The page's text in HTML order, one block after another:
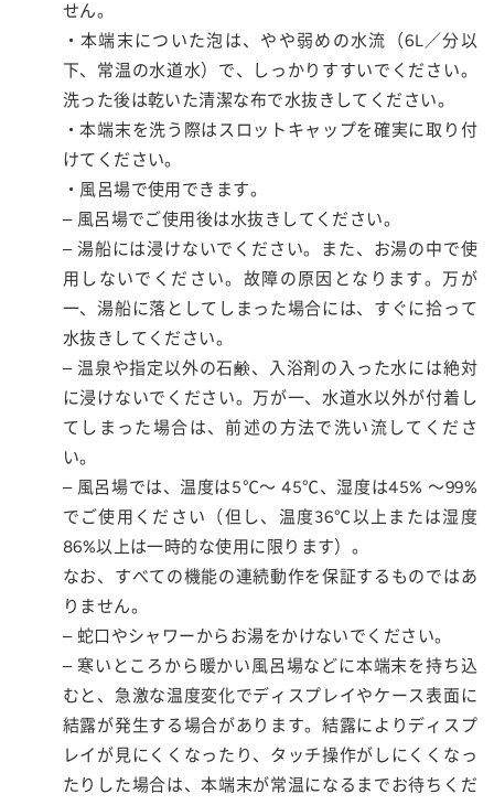
せん。
・本端末についた泡は、やや弱めの水流（6L／分以
下、常温の水道水）で、しっかりすすいでください。
洗った後は乾いた清潔な布で水抜きしてください。
・本端末を洗う際はスロットキャップを確実に取り付
けてください。
・風呂場で使用できます。
– 風呂場でご使用後は水抜きしてください。
– 湯船には浸けないでください。また、お湯の中で使
用しないでください。故障の原因となります。万が
一、湯船に落としてしまった場合には、すぐに拾って
水抜きしてください。
– 温泉や指定以外の石鹸、入浴剤の入った水には絶対
に浸けないでください。万が一、水道水以外が付着し
てしまった場合は、前述の方法で洗い流してくださ
い。
– 風呂場では、温度は5℃～ 45℃、湿度は45% ～99%
でご使用ください（但し、温度36℃以上または湿度
86%以上は一時的な使用に限ります）。
なお、すべての機能の連続動作を保証するものではあ
りません。
– 蛇口やシャワーからお湯をかけないでください。
– 寒いところから暖かい風呂場などに本端末を持ち込
むと、急激な温度変化でディスプレイやケース表面に
結露が発生する場合があります。結露によりディスプ
レイが見にくくなったり、タッチ操作がしにくくなっ
たりした場合は、本端末が常温になるまでお待ちくだ